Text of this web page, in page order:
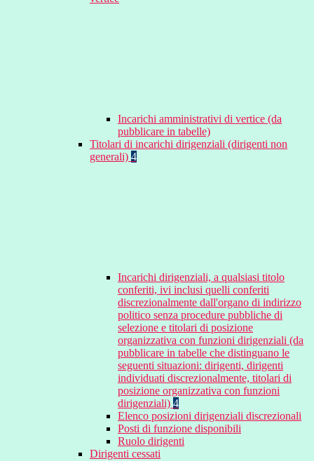
Incarichi amministrativi di vertice (da
pubblicare in tabelle)
Titolari di incarichi dirigenziali (dirigenti non
generali) 4
Incarichi dirigenziali, a qualsiasi titolo
conferiti, ivi inclusi quelli conferiti
discrezionalmente dall'organo di indirizzo
politico senza procedure pubbliche di
selezione e titolari di posizione
organizzativa con funzioni dirigenziali (da
pubblicare in tabelle che distinguano le
seguenti situazioni: dirigenti, dirigenti
individuati discrezionalmente, titolari di
posizione organizzativa con funzioni
dirigenziali) 4
Elenco posizioni dirigenziali discrezionali
Posti di funzione disponibili
Ruolo dirigenti
Dirigenti cessati